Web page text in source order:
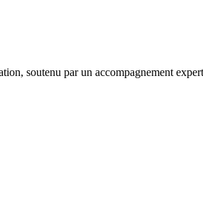
soutenu par un accompagnement